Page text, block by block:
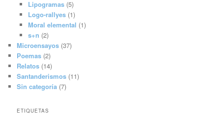
Lipogramas(5)
Logo-rallyes(1)
Moral elemental (1)
s+n (2)
Microensayos (37)
Poemas (2)
Relatos (14)
Santanderismos (11)
Sin categoría (7)
ETIQUETAS